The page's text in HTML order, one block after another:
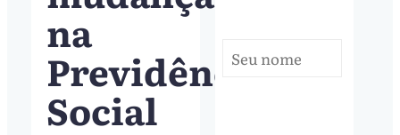
na
Previdência
Social